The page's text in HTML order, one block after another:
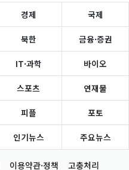
경제 국제
북한 금융·증권
IT·과학 바이오
스포츠 연재물
피플 포토
인기뉴스 주요뉴스
이용약관·정책 고충처리